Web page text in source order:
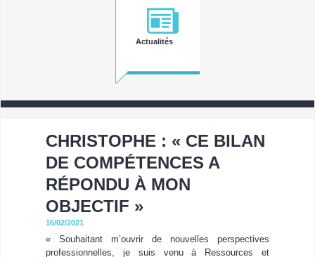
Actualités
CHRISTOPHE : « CE BILAN
DE COMPÉTENCES A
RÉPONDU À MON
OBJECTIF »
16/02/2021
« Souhaitant m’ouvrir de nouvelles perspectives
professionnelles, je suis venu à Ressources et